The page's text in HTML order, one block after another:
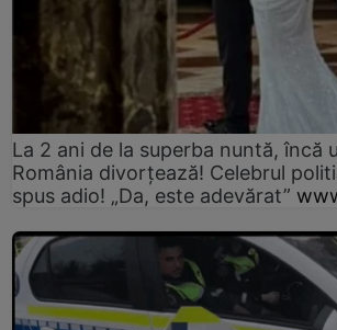
La 2 ani de la superba nuntă, încă
România divorțează! Celebrul
spus adio! „Da, este adevărat”